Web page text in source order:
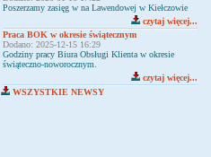
Poszerzamy zasięg w na Lawendowej w Kiełczowie
czytaj więcej...
Praca BOK w okresie świątecznym
Dodano: 2025-12-15 16:29
Godziny pracy Biura Obsługi Klienta w okresie
świąteczno-noworocznym.
czytaj więcej...
WSZYSTKIE NEWSY